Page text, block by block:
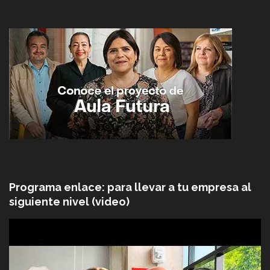
Programa enlace: para llevar a tu empresa al
siguiente nivel (video)